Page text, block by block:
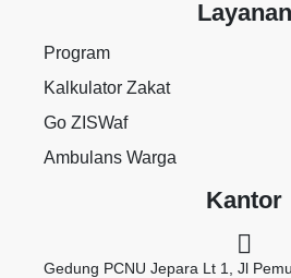
Layanan
Program
Kalkulator Zakat
Go ZISWaf
Ambulans Warga
Kantor
Gedung PCNU Jepara Lt 1, Jl